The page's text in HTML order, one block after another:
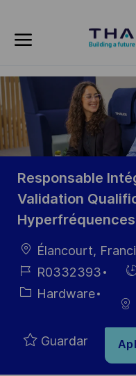
-
Responsable
Validation
Hyperfréquences
Ubicación
Élancourt,
ID de
empleo
R0332393
Categoría
Hardware
Guardar